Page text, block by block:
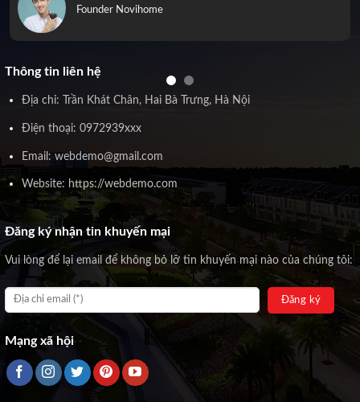
Founder Novihome
Thông tin liên hệ
Địa chỉ: Trần Khát Chân, Hai Bà Trưng, Hà Nội
Điện thoại: 0972939xxx
Email: webdemo@gmail.com
Website: https://webdemo.com
Đăng ký nhận tin khuyến mại
Vui lòng để lại email để không bỏ lỡ tin khuyến mại nào của chúng tôi:
Mạng xã hội